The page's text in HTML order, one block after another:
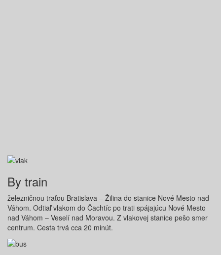
By train
železničnou traťou Bratislava – Žilina do stanice Nové Mesto nad
Váhom. Odtiaľ vlakom do Čachtíc po trati spájajúcu Nové Mesto
nad Váhom – Veselí nad Moravou. Z vlakovej stanice pešo smer
centrum. Cesta trvá cca 20 minút.